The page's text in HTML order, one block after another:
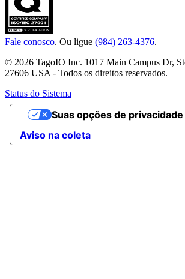
Fale conosco. Ou ligue (984) 263-4376.
© 2026 TagoIO Inc. 1017 Main Campus Dr,
27606 USA - Todos os direitos reservados.
Status do Sistema
Aviso na coleta
Suas opções de privacidade